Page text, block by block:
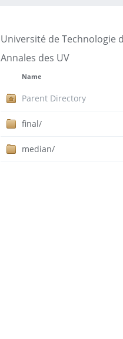
Université de Technologie
Annales des UV
Name
Parent Directory
final/
median/